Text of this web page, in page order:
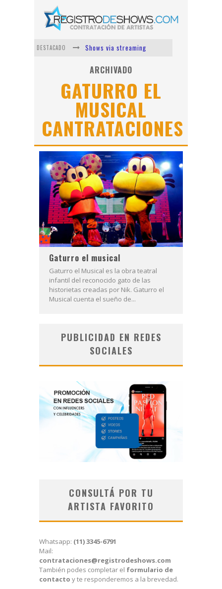
DESTACADO
Shows via streaming
Lit Killah
Nicki Nicole
Duki
Vi Em
Los Ángeles Azules
ARCHIVADO
GATURRO EL
MUSICAL
CANTRATACIONES
Gaturro el musical
Gaturro el Musical es la obra teatral
infantil del reconocido gato de las
historietas creadas por Nik. Gaturro el
Musical cuenta el sueño de...
PUBLICIDAD EN REDES
SOCIALES
CONSULTÁ POR TU
ARTISTA FAVORITO
Whatsapp: (11) 3345-6791
Mail:
contrataciones@registrodeshows.com
También podes completar el formulario de
contacto y te responderemos a la brevedad.